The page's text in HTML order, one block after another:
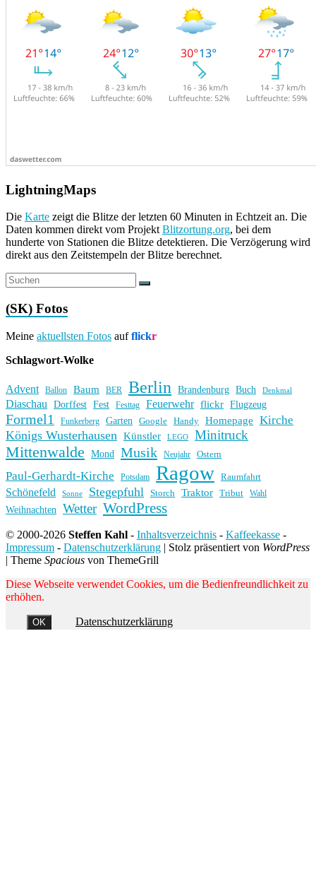
LightningMaps
Die Karte zeigt die Blitze der letzten 60 Minuten in Echtzeit an. Die
Daten kommen direkt vom ProjektBlitzortung.org, bei dem
hunderte von Stationen die Blitze detektieren. Die Verzögerung wird
direkt aus den Zeitstempeln der Blitze berechnet.
(SK) Fotos
Meine aktuellsten Fotos aufflickr
Schlagwort-Wolke
Advent Ballon Baum BER Berlin Brandenburg Buch Denkmal
Diaschau Dorffest Fest Festtag Feuerwehr flickr Flugzeug
Formel1 Funkerberg Garten Google Handy Homepage Kirche
Königs Wusterhausen Künstler LEGO Minitruck
Mittenwalde Mond Musik Neujahr Ostern
Paul-Gerhardt-Kirche Potsdam Ragow Raumfahrt
Schönefeld Sonne Stegepfuhl Storch Traktor Tribut Wahl
Weihnachten Wetter WordPress
© 2000-2026 Steffen Kahl - Inhaltsverzeichnis - Kaffeekasse -
Impressum - Datenschutzerklärung | Stolz präsentiert von WordPress
| Theme Spacious von ThemeGrill
Diese Webseite verwendet Cookies, um die Bedienfreundlichkeit zu
erhöhen.
OK Datenschutzerklärung